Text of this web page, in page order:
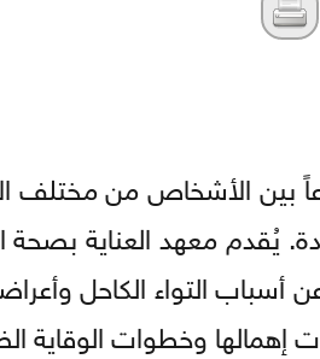
بين الأشخاص من مختلف
يُقدم معهد العناية
أسباب التواء الكاحل
إهمالها وخطوات الوقاية